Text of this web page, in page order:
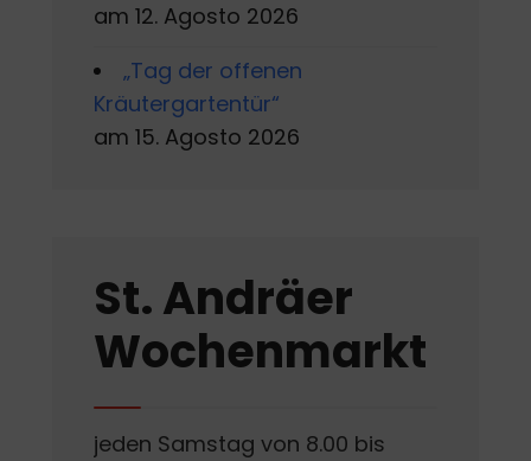
am 12. Agosto 2026
„Tag der offenen
Kräutergartentür“
am 15. Agosto 2026
St. Andräer
Wochenmarkt
jeden Samstag von 8.00 bis